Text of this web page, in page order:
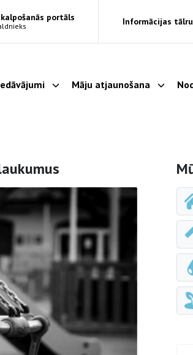
portāls Informācijas
Parādīt apakšizvēlni
Māju atjaunošana Parādīt